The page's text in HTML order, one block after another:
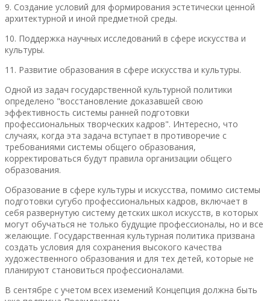
9. Создание условий для формирования эстетически ценной
архитектурной и иной предметной среды.
10. Поддержка научных исследований в сфере искусства и
культуры.
11. Развитие образования в сфере искусства и культуры.
Одной из задач государственной культурной политики
определено "восстановление доказавшей свою
эффективность системы ранней подготовки
профессиональных творческих кадров". Интересно, что
случаях, когда эта задача вступает в противоречие с
требованиями системы общего образования,
корректироваться будут правила организации общего
образования.
Образование в сфере культуры и искусства, помимо системы
подготовки сугубо профессиональных кадров, включает в
себя развернутую систему детских школ искусств, в которых
могут обучаться не только будущие профессионалы, но и все
желающие. Государственная культурная политика призвана
создать условия для сохранения высокого качества
художественного образования и для тех детей, которые не
планируют становиться профессионалами.
В сентябре с учетом всех иземений Концепция должна быть